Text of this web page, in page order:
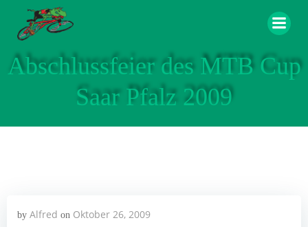
Abschlussfeier des MTB Cup
Saar Pfalz 2009
by Alfred on Oktober 26, 2009